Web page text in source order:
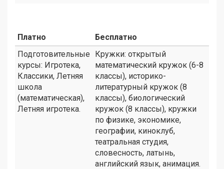
Платно
Бесплатно
Подготовительные
курсы: Игротека,
Классики, Летняя
школа
(математическая),
Летняя игротека.
Кружки: открытый
математический кружок (6-8
классы), историко-
литературный кружок (8
классы), биологический
кружок (8 классы), кружки
по физике, экономике,
географии, киноклуб,
театральная студия,
словесность, латынь,
английский язык, анимация.